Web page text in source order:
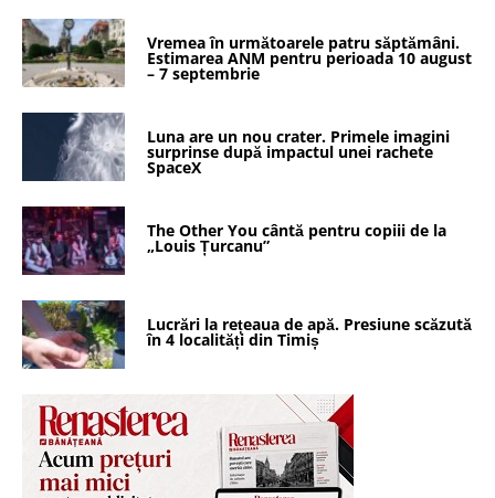
Vremea în următoarele patru săptămâni.
Estimarea ANM pentru perioada 10 august
– 7 septembrie
Luna are un nou crater. Primele imagini
surprinse după impactul unei rachete
SpaceX
The Other You cântă pentru copiii de la
„Louis Țurcanu”
Lucrări la rețeaua de apă. Presiune scăzută
în 4 localități din Timiș